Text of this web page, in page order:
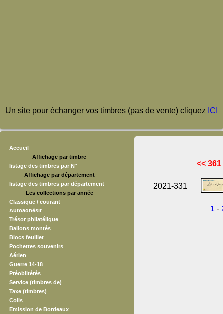
Un site pour échanger vos timbres (pas de vente) cliquez ICI
Accueil
Affichage par timbre
listage des timbres par N°
Affichage par département
listage des timbres par département
Les collections par année
Classique / courant
Autoadhésif
Trésor philatélique
Ballons montés
Blocs feuillet
Pochettes souvenirs
Aérien
Guerre 14-18
Préoblitérés
Service (timbres de)
Taxe (timbres)
Colis
Emission de Bordeaux
<<
2021-331
1 -